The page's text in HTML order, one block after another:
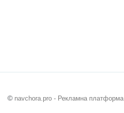
© navchora.pro - Рекламна платформа